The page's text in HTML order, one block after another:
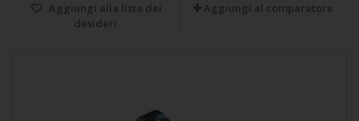
Aggiungi alla lista dei
desideri
Aggiungi al comparatore